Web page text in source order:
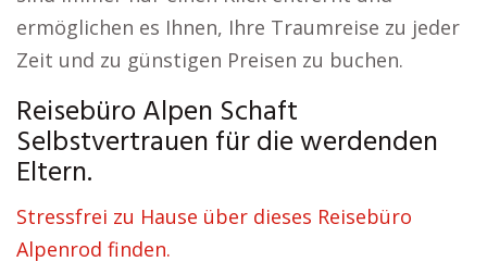
ermöglichen es Ihnen, Ihre Traumreise zu jeder
Zeit und zu günstigen Preisen zu buchen.
Reisebüro Alpen Schaft
Selbstvertrauen für die werdenden
Eltern.
Stressfrei zu Hause über dieses Reisebüro
Alpenrod finden.